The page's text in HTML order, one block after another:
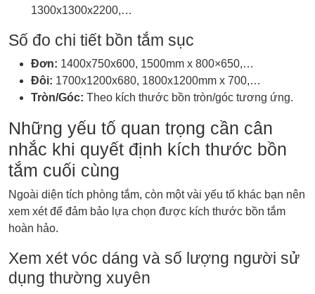
1300x1300x2200,…
Số đo chi tiết bồn tắm sục
Đơn: 1400x750x600, 1500mm x 800×650,…
Đôi: 1700x1200x680, 1800x1200mm x 700,…
Tròn/Góc: Theo kích thước bồn tròn/góc tương ứng.
Những yếu tố quan trọng cần cân
nhắc khi quyết định kích thước bồn
tắm cuối cùng
Ngoài diện tích phòng tắm, còn một vài yếu tố khác bạn nên
xem xét để đảm bảo lựa chọn được kích thước bồn tắm
hoàn hảo.
Xem xét vóc dáng và số lượng người sử
dụng thường xuyên